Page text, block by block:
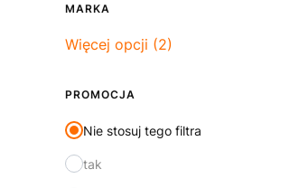
MARKA
Marka
Więcej opcji (2)
PROMOCJA
Nie stosuj tego filtra
tak